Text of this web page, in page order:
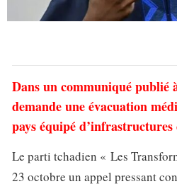
Dans un communiqué publié
demande une évacuation
pays équipé d’infrastructures
Le parti tchadien « Les
23 octobre un appel pressant